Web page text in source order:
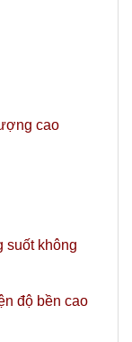
cao
suốt không
độ bền cao